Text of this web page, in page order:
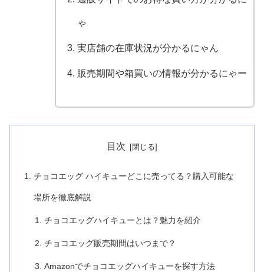
ゃ
実店舗の在庫状況が分かるにゃん
販売期間や箱買いの情報が分かるにゃー
目次
チョコエッグ ハイキューどこに売ってる？購入可能な
場所を徹底解説
チョコエッグハイキューとは？魅力を紹介
チョコエッグ販売期間はいつまで？
Amazonでチョコエッグハイキューを探す方法